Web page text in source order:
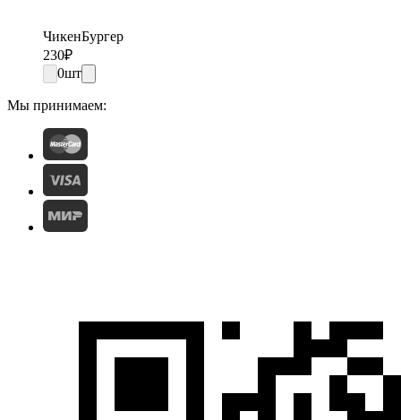
ЧикенБургер
230₽
0шт
Мы принимаем: